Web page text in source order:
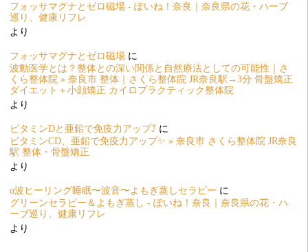
フォッサマグナとゼロ磁場 - ぽいね！奈良｜奈良県の花・ハーブ
巡り、健康リフレ
より
フォッサマグナとゼロ磁場 に
波動医学とは？整体との深い関係と自然療法としての可能性｜さ
くら整体院 » 奈良市 整体｜さくら整体院 JR奈良駅→3分 骨盤矯正
ダイエット＋小顔矯正 カイロプラクティック整体院
より
ビタミンDと亜鉛で免疫力アップ⤴️ に
ビタミンCD、亜鉛で免疫力アップ✨ » 奈良市 さくら整体院 JR奈良
駅 整体・骨盤矯正
より
α波ヒーリング睡眠〜波音〜よもぎ蒸しセラピー に
グリーンセラピー＆よもぎ蒸し - ぽいね！奈良｜奈良県の花・ハ
ーブ巡り、健康リフレ
より